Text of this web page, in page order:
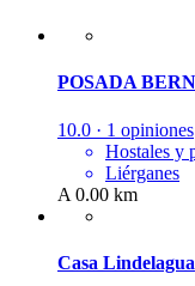
POSADA
10.0 · 1 opiniones
Hostales y
Liérganes
A 0.00 km
Casa Lindelagua